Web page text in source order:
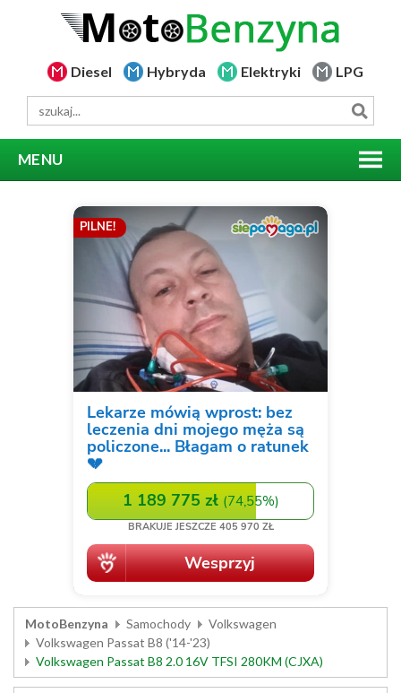
Diesel Hybryda Elektryki LPG
MENU
MotoBenzyna Samochody
Volkswagen
Volkswagen Passat B8 ('14-'23)
Volkswagen Passat B8 2.0 16V TFSI 280KM (CJXA)